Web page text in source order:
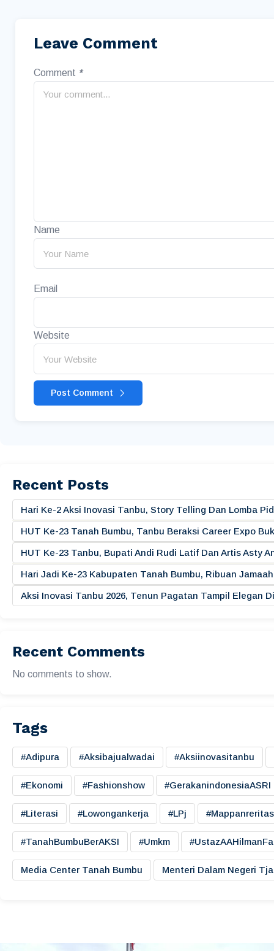
Leave Comment
Comment *
Name
Email
Website
Post Comment
Recent Posts
Hari Ke-2 Aksi Inovasi Tanbu, Story Telling Dan Lomba
HUT Ke-23 Tanah Bumbu, Tanbu Beraksi Career Expo
HUT Ke-23 Tanbu, Bupati Andi Rudi Latif Dan Artis Asty
Hari Jadi Ke-23 Kabupaten Tanah Bumbu, Ribuan
Aksi Inovasi Tanbu 2026, Tenun Pagatan Tampil Elegan
Recent Comments
No comments to show.
Tags
#adipura #aksibajualwadai #aksiinovasitanbu
#ekonomi #fashionshow #gerakanindonesiaASRI
#literasi #lowongankerja #LPj
#TanahBumbuBerAKSI #umkm
Media Center Tanah Bumbu Menteri Dalam Negeri